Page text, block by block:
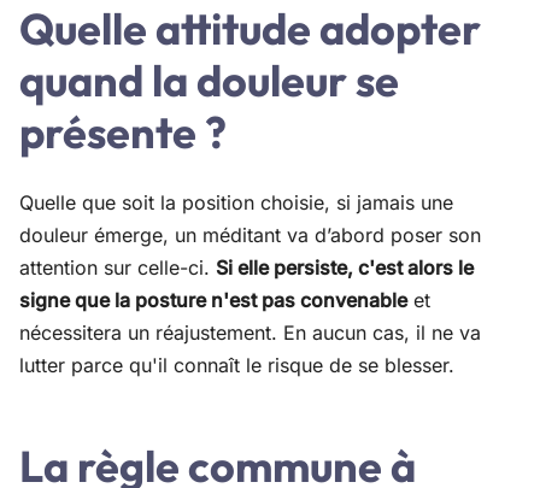
Quelle attitude adopter
quand la douleur se
présente ?
Quelle que soit la position choisie, si jamais une
douleur émerge, un méditant va d’abord poser son
attention sur celle-ci. Si elle persiste, c'est alors le
signe que la posture n'est pas convenableet
nécessitera un réajustement. En aucun cas, il ne va
lutter parce qu'il connaît le risque de se blesser.
La règle commune à